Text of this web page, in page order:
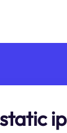
ip